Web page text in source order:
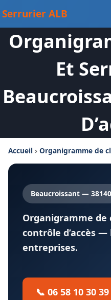
au
contenu
Serrurier ALB
Et
Accueil › Organigramme de
Beaucroissant — 38140
Organigramme de
contrôle d’accès
entreprises.
📞 06 58 10 30